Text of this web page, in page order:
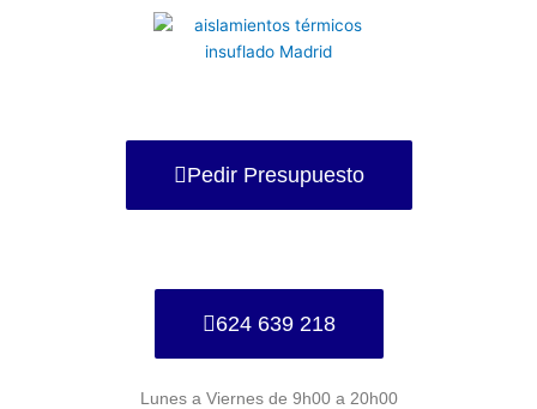
Pedir Presupuesto
624 639 218
Lunes a Viernes de 9h00 a 20h00